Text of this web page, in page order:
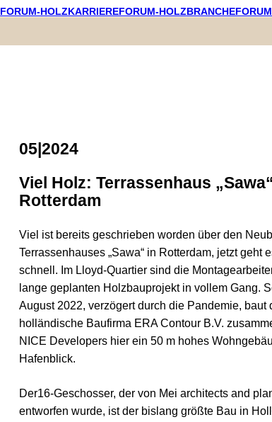
FORUM-HOLZKARRIEREFORUM-HOLZBRANCHE
05|2024
Viel Holz: Terrassenhaus
Rotterdam
Viel ist bereits geschrieben worden über den
Terrassenhauses „Sawa“ in Rotterdam, jetzt geht
schnell. Im Lloyd-Quartier sind die
lange geplanten Holzbauprojekt in vollem Gang.
August 2022, verzögert durch die Pandemie, baut
holländische Baufirma ERA Contour B.V.
NICE Developers hier ein 50 m hohes
Hafenblick.
Der16-Geschosser, der von Mei architects and
entworfen wurde, ist der bislang größte Bau in